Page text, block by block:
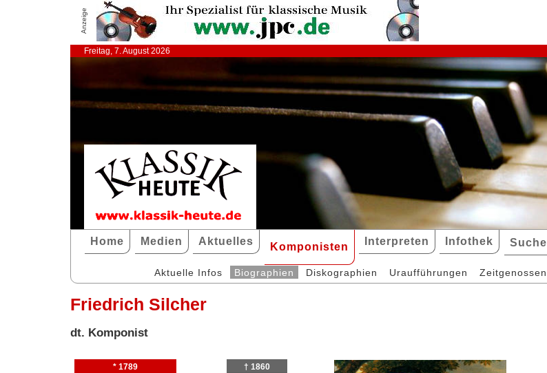
Anzeige
Freitag, 7. August 2026
Home Medien Aktuelles Komponisten Interpreten Infothek Suche
Aktuelle Infos Biographien Diskographien Uraufführungen Zeitgenossen
Friedrich Silcher
dt. Komponist
* 1789 † 1860